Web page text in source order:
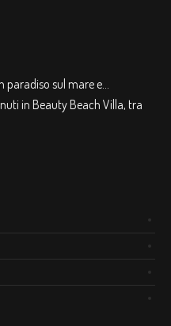
sul mare e…
in Beauty Beach Villa, tra